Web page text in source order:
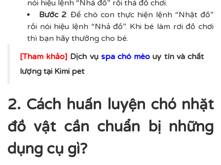
nói hiệu lệnh “Nhả đồ” rồi thả đồ chơi.
Bước 2: Để chó con thực hiện lệnh “Nhặt đồ”
rồi nói hiệu lệnh “Nhả đồ”. Khi bé làm rơi đồ chơi
thì bạn hãy thưởng cho bé.
[Tham khảo] Dịch vụ spa chó mèo uy tín và chất
lượng tại Kimi pet
2. Cách huấn luyện chó nhặt
đồ vật cần chuẩn bị những
dụng cụ gì?